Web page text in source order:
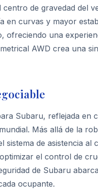
de gravedad del
curvas y mayor
ofreciendo una
AWD crea una
Subaru, reflejada en
Más allá de la
de asistencia al
el control de
de Subaru
ocupante.